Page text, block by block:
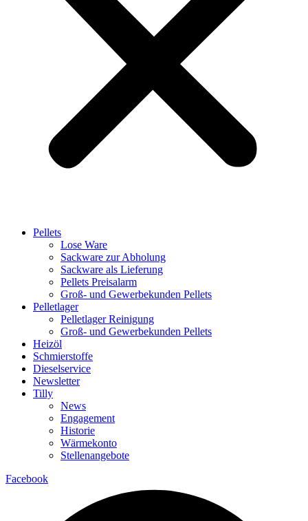
Pellets
Lose Ware
Sackware zur Abholung
Sackware als Lieferung
Pellets Preisalarm
Groß- und Gewerbekunden Pellets
Pelletlager
Pelletlager Reinigung
Groß- und Gewerbekunden Pellets
Heizöl
Schmierstoffe
Dieselservice
Newsletter
Tilly
News
Engagement
Historie
Wärmekonto
Stellenangebote
Facebook